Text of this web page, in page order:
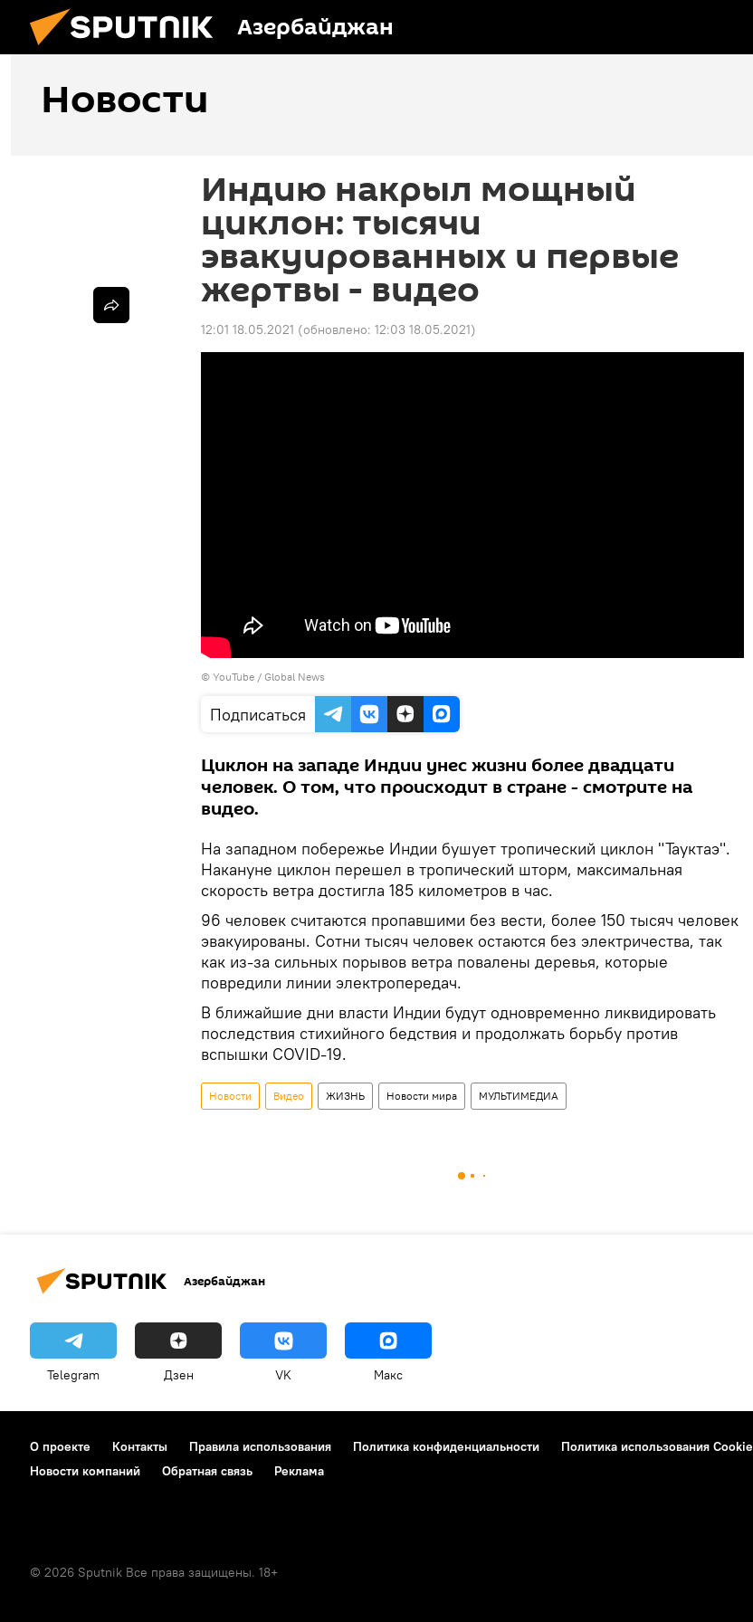
Азербайджан
Новости
Индию накрыл мощный
циклон: тысячи
эвакуированных и первые
жертвы - видео
12:01 18.05.2021 (обновлено: 12:03 18.05.2021)
© YouTube / Global News
Подписаться
Циклон на западе Индии унес жизни более двадцати
человек. О том, что происходит в стране - смотрите на
видео.
На западном побережье Индии бушует тропический циклон "Тауктаэ".
Накануне циклон перешел в тропический шторм, максимальная
скорость ветра достигла 185 километров в час.
96 человек считаются пропавшими без вести, более 150 тысяч человек
эвакуированы. Сотни тысяч человек остаются без электричества, так
как из-за сильных порывов ветра повалены деревья, которые
повредили линии электропередач.
В ближайшие дни власти Индии будут одновременно ликвидировать
последствия стихийного бедствия и продолжать борьбу против
вспышки COVID-19.
Новости Видео ЖИЗНЬ Новости мира МУЛЬТИМЕДИА
Азербайджан
Telegram Дзен VK Макс
О проекте Контакты Правила использования Политика конфиденциальности Политика использования Cookie
Новости компаний
Обратная связь Реклама
© 2026 Sputnik Все права защищены. 18+